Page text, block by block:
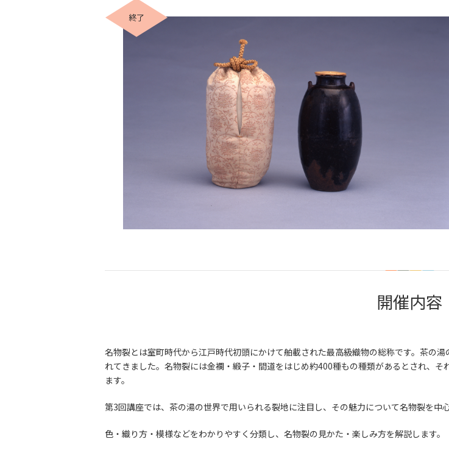
終了
開催内容
名物裂とは室町時代から江戸時代初頭にかけて舶載された最高級織物の総称です。茶の
れてきました。名物裂には金襴・緞子・間道をはじめ約400種もの種類があるとされ、
ます。
第3回講座では、茶の湯の世界で用いられる裂地に注目し、その魅力について名物裂を中心
色・織り方・模様などをわかりやすく分類し、名物裂の見かた・楽しみ方を解説します。